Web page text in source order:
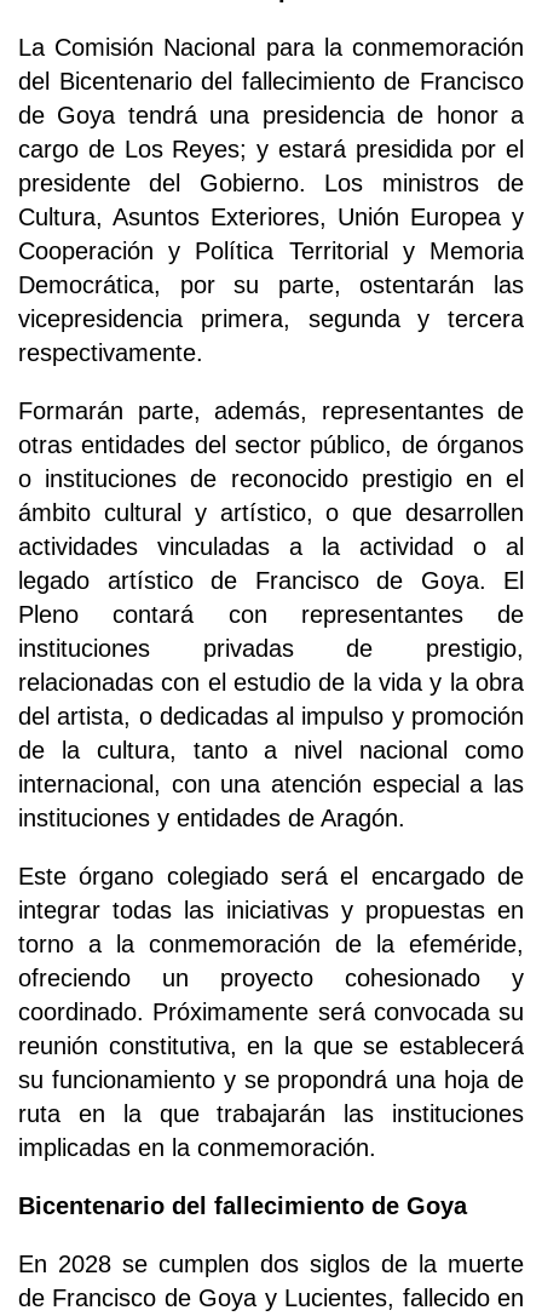
La Comisión Nacional para la conmemoración
del Bicentenario del fallecimiento de Francisco
de Goya tendrá una presidencia de honor a
cargo de Los Reyes; y estará presidida por el
presidente del Gobierno. Los ministros de
Cultura, Asuntos Exteriores, Unión Europea y
Cooperación y Política Territorial y Memoria
Democrática, por su parte, ostentarán las
vicepresidencia primera, segunda y tercera
respectivamente.
Formarán parte, además, representantes de
otras entidades del sector público, de órganos
o instituciones de reconocido prestigio en el
ámbito cultural y artístico, o que desarrollen
actividades vinculadas a la actividad o al
legado artístico de Francisco de Goya. El
Pleno contará con representantes de
instituciones privadas de prestigio,
relacionadas con el estudio de la vida y la obra
del artista, o dedicadas al impulso y promoción
de la cultura, tanto a nivel nacional como
internacional, con una atención especial a las
instituciones y entidades de Aragón.
Este órgano colegiado será el encargado de
integrar todas las iniciativas y propuestas en
torno a la conmemoración de la efeméride,
ofreciendo un proyecto cohesionado y
coordinado. Próximamente será convocada su
reunión constitutiva, en la que se establecerá
su funcionamiento y se propondrá una hoja de
ruta en la que trabajarán las instituciones
implicadas en la conmemoración.
Bicentenario del fallecimiento de Goya
En 2028 se cumplen dos siglos de la muerte
de Francisco de Goya y Lucientes, fallecido en